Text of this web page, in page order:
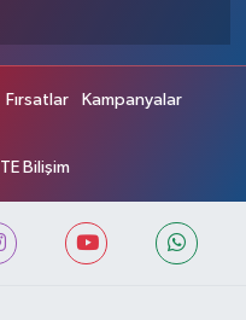
Fırsatlar Kampanyalar
TE Bilişim